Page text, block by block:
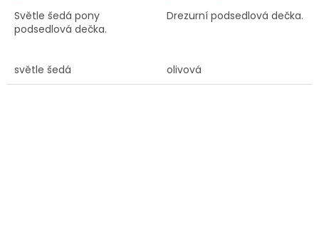
Světle šedá pony
podsedlová dečka.
světle šedá
Drezurní podsedlová dečka.
olivová